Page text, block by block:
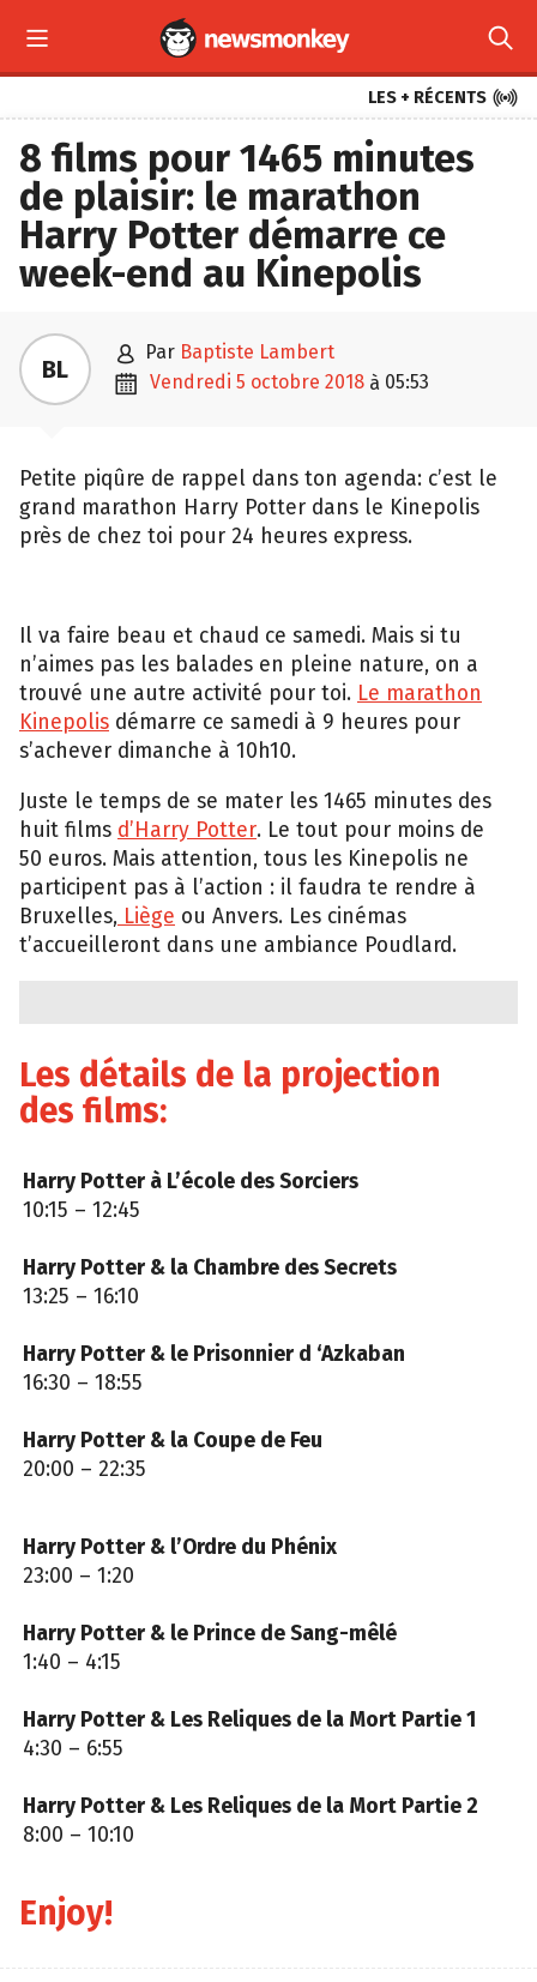
 
LES + RÉCENTS 
8 films pour 1465 minutes
de plaisir: le marathon
Harry Potter démarre ce
week-end au Kinepolis
BL  par Baptiste Lambert
 vendredi 5 octobre 2018 à 05:53
Petite piqûre de rappel dans ton agenda: c’est le
grand marathon Harry Potter dans le Kinepolis
près de chez toi pour 24 heures express.
Il va faire beau et chaud ce samedi. Mais si tu
n’aimes pas les balades en pleine nature, on a
trouvé une autre activité pour toi. Le marathon
Kinepolis démarre ce samedi à 9 heures pour
s’achever dimanche à 10h10.
Juste le temps de se mater les 1465 minutes des
huit films d’Harry Potter. Le tout pour moins de
50 euros. Mais attention, tous les Kinepolis ne
participent pas à l’action : il faudra te rendre à
Bruxelles, Liège ou Anvers. Les cinémas
t’accueilleront dans une ambiance Poudlard.
Les détails de la projection
des films:
Harry Potter à L’école des Sorciers
10:15 – 12:45
Harry Potter & la Chambre des Secrets
13:25 – 16:10
Harry Potter & le Prisonnier d ‘Azkaban
16:30 – 18:55
Harry Potter & la Coupe de Feu
20:00 – 22:35
Harry Potter & l’Ordre du Phénix
23:00 – 1:20
Harry Potter & le Prince de Sang-mêlé
1:40 – 4:15
Harry Potter & Les Reliques de la Mort Partie 1
4:30 – 6:55
Harry Potter & Les Reliques de la Mort Partie 2
8:00 – 10:10
Enjoy!